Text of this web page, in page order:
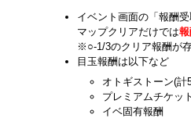
イベント画面の「報酬
マップクリアだけでは
※○-1/3のクリア報酬が
目玉報酬は以下など
オトギストーン(計
プレミアムチケット
イベ固有報酬